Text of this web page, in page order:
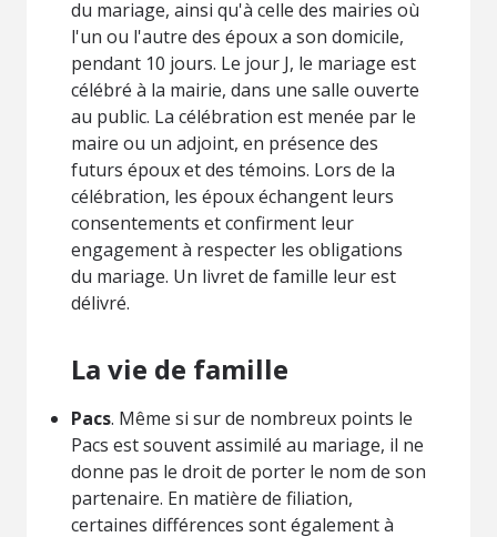
du mariage, ainsi qu'à celle des mairies où
l'un ou l'autre des époux a son domicile,
pendant 10 jours. Le jour J, le mariage est
célébré à la mairie, dans une salle ouverte
au public. La célébration est menée par le
maire ou un adjoint, en présence des
futurs époux et des témoins. Lors de la
célébration, les époux échangent leurs
consentements et confirment leur
engagement à respecter les obligations
du mariage. Un livret de famille leur est
délivré.
La vie de famille
Pacs. Même si sur de nombreux points le
Pacs est souvent assimilé au mariage, il ne
donne pas le droit de porter le nom de son
partenaire. En matière de filiation,
certaines différences sont également à